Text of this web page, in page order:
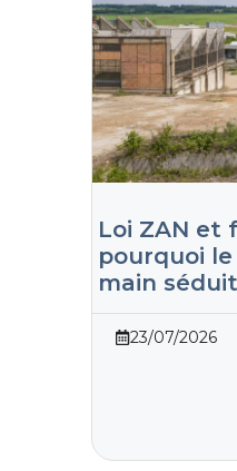
Loi ZAN et
pourquoi
main
23/07/2026